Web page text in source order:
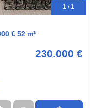
1 / 1
€ 52 m²
230.000 €